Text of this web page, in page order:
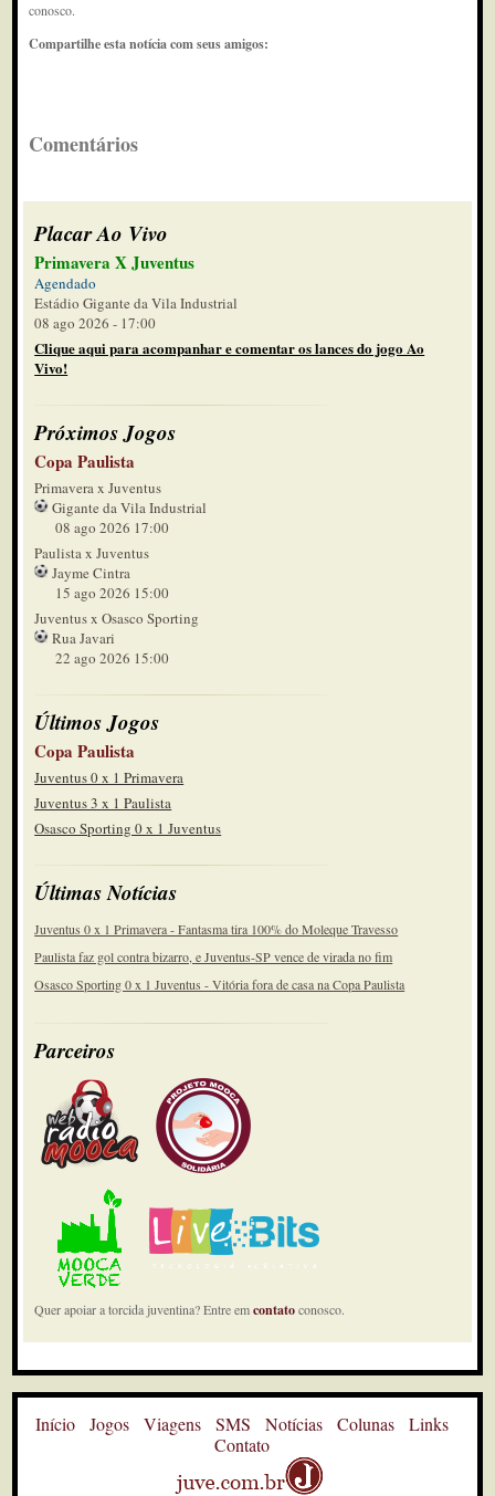
conosco.
Compartilhe esta notícia com seus amigos:
Comentários
Placar Ao Vivo
Primavera X Juventus
Agendado
Estádio Gigante da Vila Industrial
08 ago 2026 - 17:00
Clique aqui para acompanhar e comentar os lances do jogo Ao
Vivo!
Próximos Jogos
Copa Paulista
Primavera x Juventus
Gigante da Vila Industrial
08 ago 2026 17:00
Paulista x Juventus
Jayme Cintra
15 ago 2026 15:00
Juventus x Osasco Sporting
Rua Javari
22 ago 2026 15:00
Últimos Jogos
Copa Paulista
Juventus 0 x 1 Primavera
Juventus 3 x 1 Paulista
Osasco Sporting 0 x 1 Juventus
Últimas Notícias
Juventus 0 x 1 Primavera - Fantasma tira 100% do Moleque Travesso
Paulista faz gol contra bizarro, e Juventus-SP vence de virada no fim
Osasco Sporting 0 x 1 Juventus - Vitória fora de casa na Copa Paulista
Parceiros
Quer apoiar a torcida juventina? Entre emcontatoconosco.
Início Jogos Viagens SMS Notícias Colunas
Links
Contato